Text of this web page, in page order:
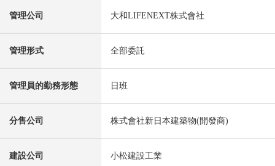
管理公司 大和LIFENEXT株式會社
管理形式 全部委託
管理員的勤務形態 日班
分售公司 株式會社新日本建築物(開發商)
建設公司 小松建設工業